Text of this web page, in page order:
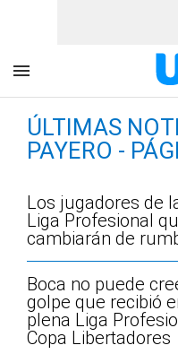
ÚLTIMAS
PAYERO -
Los jugadores de
Liga Profesional
cambiarán de
Boca no puede
golpe que recibió
plena Liga
Copa Libertadores